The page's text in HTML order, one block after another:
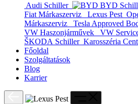
Audi Schiller BYD
Fiat Márkaszerviz
Lexus Pest
Márkaszerviz
Tesla Approved
VW Haszonjárművek
VW
ŠKODA Schiller Karosszéria
Főoldal
Szolgáltatások
Blog
Karrier